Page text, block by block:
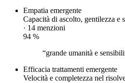
Empatia emergente
Capacità di ascolto, gentilezza e
· 14 menzioni
94 %
“grande umanità e
Efficacia trattamenti emergente
Velocità e completezza nel